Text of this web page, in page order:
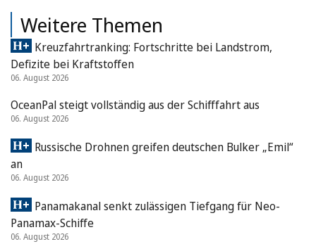
Weitere Themen
Kreuzfahrtranking: Fortschritte bei Landstrom,
Defizite bei Kraftstoffen
06. August 2026
OceanPal steigt vollständig aus der Schifffahrt aus
06. August 2026
Russische Drohnen greifen deutschen Bulker „Emil“
an
06. August 2026
Panamakanal senkt zulässigen Tiefgang für Neo-
Panamax-Schiffe
06. August 2026